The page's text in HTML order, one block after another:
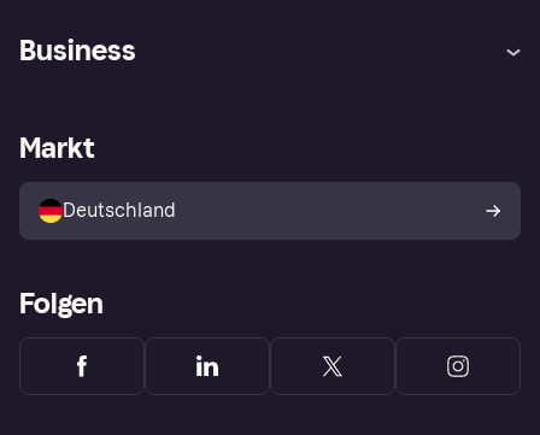
Klarna App
Shops entdecken
Käuferschutzrichtlinie
Dein Widerrufsrecht
Business
Händlerportal
Markt
Deutschland
Folgen